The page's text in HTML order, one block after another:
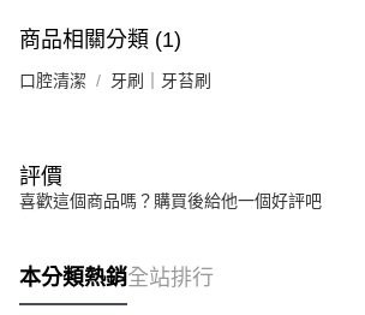
商品相關分類 (1)
口腔清潔 牙刷｜牙苔刷
評價
喜歡這個商品嗎？購買後給他一個好評吧
本分類熱銷全站排行